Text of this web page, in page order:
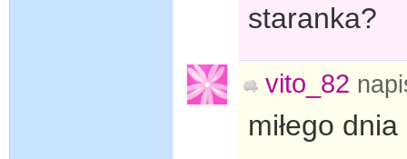
staranka?
vito_82
miłego dnia